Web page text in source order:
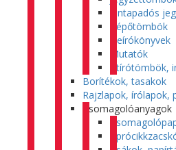
Öntapadós
Tépőtömbök
Beírókönyvek
Mutatók
Átírótömbök,
Borítékok, tasakok
Rajzlapok, írólapok,
Csomagolóanyagok